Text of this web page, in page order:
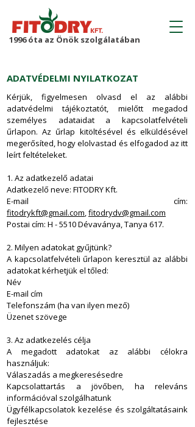
1996 óta az Önök szolgálatában
ADATVÉDELMI NYILATKOZAT
Kérjük, figyelmesen olvasd el az alábbi
adatvédelmi tájékoztatót, mielőtt megadod
személyes adataidat a kapcsolatfelvételi
űrlapon. Az űrlap kitöltésével és elküldésével
megerősíted, hogy elolvastad és elfogadod az itt
leírt feltételeket.
1. Az adatkezelő adatai
Adatkezelő neve: FITODRY Kft.
E-mail cím:
fitodrykft@gmail.com,fitodrydv@gmail.com
Postai cím: H - 5510 Dévaványa, Tanya 617.
2. Milyen adatokat gyűjtünk?
A kapcsolatfelvételi űrlapon keresztül az alábbi
adatokat kérhetjük el tőled:
Név
E-mail cím
Telefonszám (ha van ilyen mező)
Üzenet szövege
3. Az adatkezelés célja
A megadott adatokat az alábbi célokra
használjuk:
Válaszadás a megkeresésedre
Kapcsolattartás a jövőben, ha releváns
információval szolgálhatunk
Ügyfélkapcsolatok kezelése és szolgáltatásaink
fejlesztése